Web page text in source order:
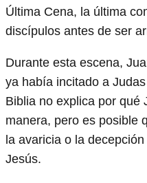
Última Cena, la última
discípulos antes de ser
Durante esta escena,
ya había incitado a
Biblia no explica por qué
manera, pero es posible
la avaricia o la
Jesús.